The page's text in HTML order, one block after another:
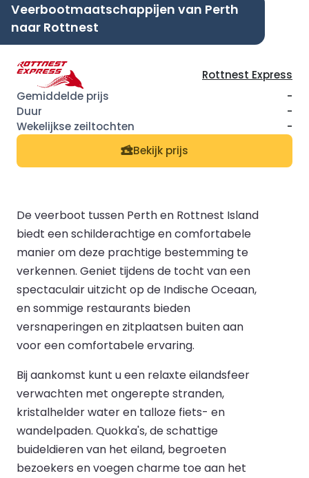
Veerbootmaatschappijen van Perth
naar Rottnest
Rottnest Express
-
-
-
Bekijk prijs
De veerboot tussen Perth en Rottnest Island
biedt een schilderachtige en comfortabele
manier om deze prachtige bestemming te
verkennen. Geniet tijdens de tocht van een
spectaculair uitzicht op de Indische Oceaan,
en sommige restaurants bieden
versnaperingen en zitplaatsen buiten aan
voor een comfortabele ervaring.
Bij aankomst kunt u een relaxte eilandsfeer
verwachten met ongerepte stranden,
kristalhelder water en talloze fiets- en
wandelpaden. Quokka's, de schattige
buideldieren van het eiland, begroeten
bezoekers en voegen charme toe aan het